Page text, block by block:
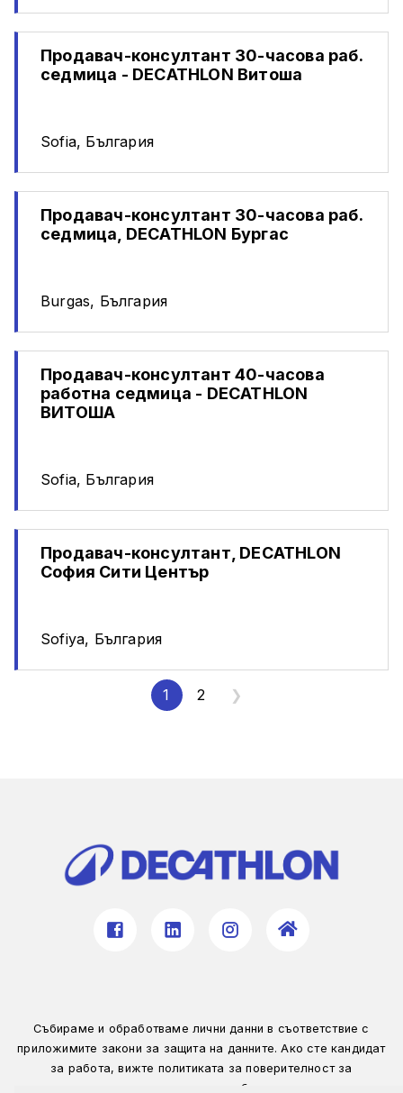
Продавач-консултант 30-часова раб.
седмица - DECATHLON Витоша
Sofia, България
Продавач-консултант 30-часова раб.
седмица, DECATHLON Бургас
Burgas, България
Продавач-консултант 40-часова
работна седмица - DECATHLON
ВИТОША
Sofia, България
Продавач-консултант, DECATHLON
София Сити Център
Sofiya, България
1 2 ❯
Събираме и обработваме лични данни в съответствие с
приложимите закони за защита на данните. Ако сте кандидат
за работа, вижте политиката за поверителност за
допълнителни подробности.